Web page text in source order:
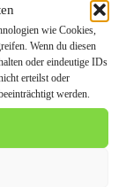
wie Cookies,
Wenn du diesen
oder eindeutige IDs
erteilst oder
werden.
Köln